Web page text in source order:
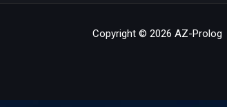
Copyright © 2026 AZ-Prolog